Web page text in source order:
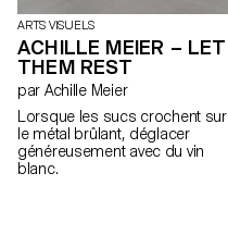
ARTS VISUELS
ACHILLE MEIER – LET
THEM REST
par Achille Meier
Lorsque les sucs crochent sur
le métal brûlant, déglacer
généreusement avec du vin
blanc.